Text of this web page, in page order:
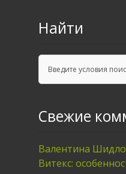
Найти
Свежие
Валентина
Витекс: